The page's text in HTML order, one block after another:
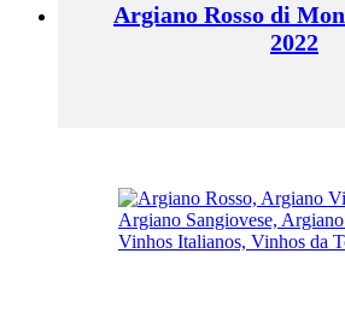
Argiano Rosso di
2022